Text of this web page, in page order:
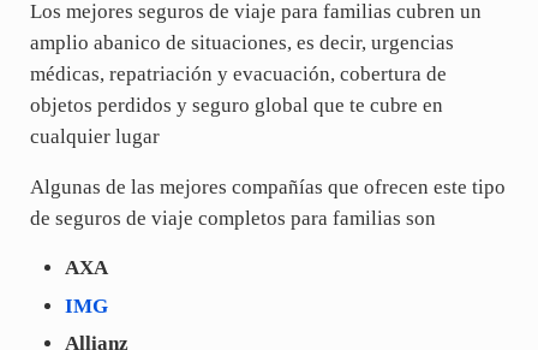
Los mejores seguros de viaje para familias cubren un
amplio abanico de situaciones, es decir, urgencias
médicas, repatriación y evacuación, cobertura de
objetos perdidos y seguro global que te cubre en
cualquier lugar
Algunas de las mejores compañías que ofrecen este tipo
de seguros de viaje completos para familias son
AXA
IMG
Allianz